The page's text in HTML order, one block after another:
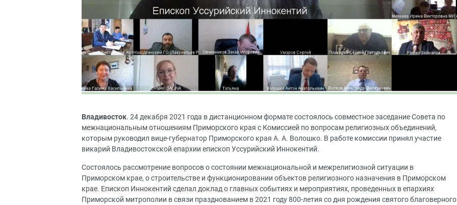
Владивосток. 24 декабря 2021 года в дистанционном формате состоялось совместное заседание Совета по
межнациональным отношениям Приморского края с Комиссией по вопросам религиозных объединений,
которым руководил вице-губернатор Приморского края А. А. Волошко. В работе комиссии принял участие
викарий Владивостокской епархии епископ Уссурийский Иннокентий.
Состоялось рассмотрение вопросов о состоянии межнациональной и межрелигиозной ситуации в
Приморском крае, о строительстве и функционировании объектов религиозного назначения в Приморском
крае. Епископ Иннокентий сделал доклад о главных событиях и мероприятиях, проведенных в епархиях
Приморской митрополии в связи празднованием в 2021 году 800-летия со дня рождения святого благоверного